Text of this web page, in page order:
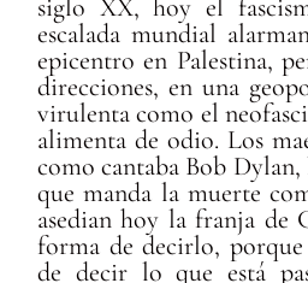
siglo XX, hoy el
escalada mundial
epicentro en Palestina,
direcciones, en una
virulenta como el
alimenta de odio. Los
como cantaba Bob Dylan,
que manda la muerte
asedian hoy la franja de
forma de decirlo,
de decir lo que está